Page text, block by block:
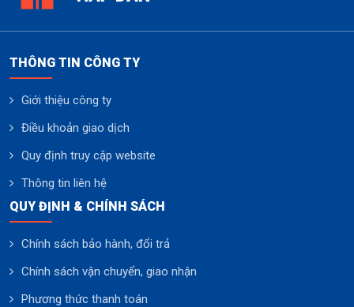
THÔNG TIN CÔNG TY
Giới thiệu công ty
Điều khoản giao dịch
Quy định truy cập website
Thông tin liên hệ
QUY ĐỊNH & CHÍNH SÁCH
Chính sách bảo hành, đổi trả
Chính sách vận chuyển, giao nhận
Phương thức thanh toán